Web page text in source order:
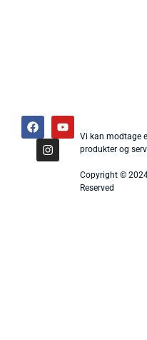
Vi kan modtage
produkter og
Copyright ©
Reserved